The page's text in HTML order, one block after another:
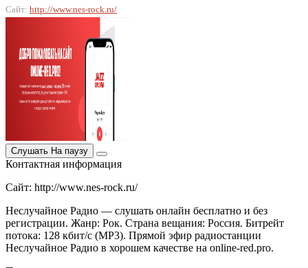
Сайт: http://www.nes-rock.ru/
Слушать На паузу
Контактная информация
Сайт: http://www.nes-rock.ru/
Неслучайное Радио — слушать онлайн бесплатно и без
регистрации. Жанр: Рок. Страна вещания: Россия. Битрейт
потока: 128 кбит/с (MP3). Прямой эфир радиостанции
Неслучайное Радио в хорошем качестве на online-red.pro.